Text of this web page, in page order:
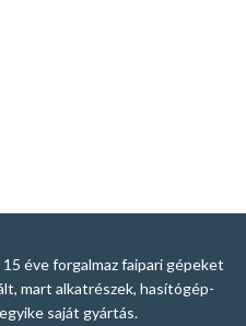
éve forgalmaz faipari gépeket
mart alkatrészek, hasítógép-
saját gyártás.